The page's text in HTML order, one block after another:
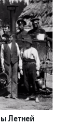
Летней